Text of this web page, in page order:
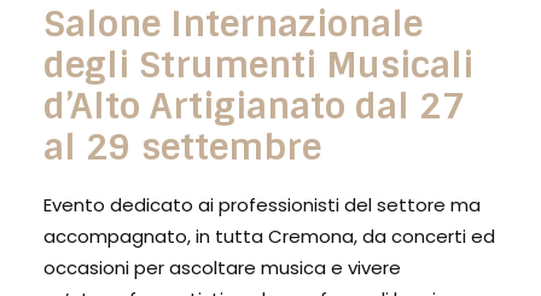
Salone Internazionale
degli Strumenti Musicali
d’Alto Artigianato dal 27
al 29 settembre
Evento dedicato ai professionisti del settore ma
accompagnato, in tutta Cremona, da concerti ed
occasioni per ascoltare musica e vivere